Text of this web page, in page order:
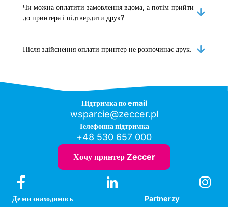
Чи можна оплатити замовлення вдома, а потім прийти
до принтера і підтвердити друк?
Після здійснення оплати принтер не розпочинає друк.
Підтримка по email
wsparcie@zeccer.pl
Телефонна підтримка
+48 530 657 000
Хочу принтер Zeccer
Де ми знаходимось
Partnerzy